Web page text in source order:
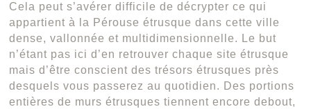
Cela peut s’avérer difficile de décrypter ce qui
appartient à la Pérouse étrusque dans cette ville
dense, vallonnée et multidimensionnelle. Le but
n’étant pas ici d’en retrouver chaque site étrusque
mais d’être conscient des trésors étrusques près
desquels vous passerez au quotidien. Des portions
entières de murs étrusques tiennent encore debout,